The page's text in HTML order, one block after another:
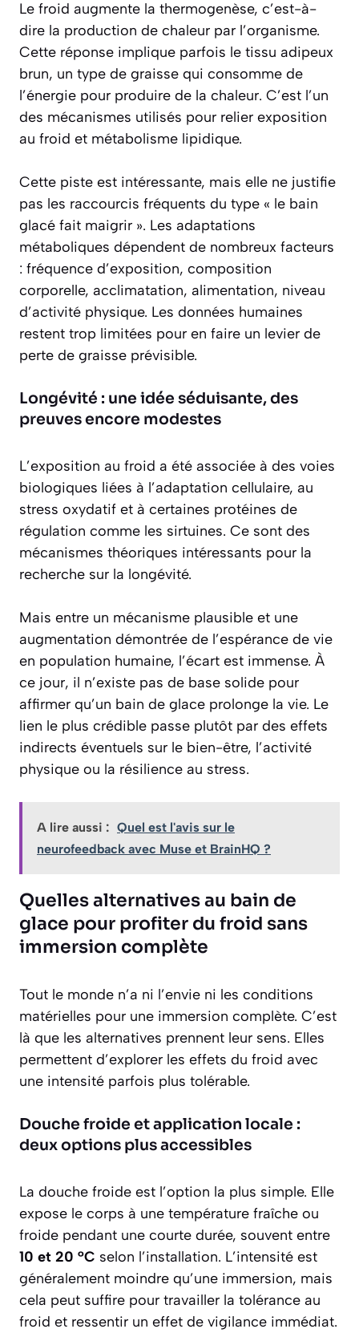
Le froid augmente la thermogenèse, c’est-à-
dire la production de chaleur par l’organisme.
Cette réponse implique parfois le tissu adipeux
brun, un type de graisse qui consomme de
l’énergie pour produire de la chaleur. C’est l’un
des mécanismes utilisés pour relier exposition
au froid et métabolisme lipidique.
Cette piste est intéressante, mais elle ne justifie
pas les raccourcis fréquents du type « le bain
glacé fait maigrir ». Les adaptations
métaboliques dépendent de nombreux facteurs
: fréquence d’exposition, composition
corporelle, acclimatation, alimentation, niveau
d’activité physique. Les données humaines
restent trop limitées pour en faire un levier de
perte de graisse prévisible.
Longévité : une idée séduisante, des
preuves encore modestes
L’exposition au froid a été associée à des voies
biologiques liées à l’adaptation cellulaire, au
stress oxydatif et à certaines protéines de
régulation comme les sirtuines. Ce sont des
mécanismes théoriques intéressants pour la
recherche sur la longévité.
Mais entre un mécanisme plausible et une
augmentation démontrée de l’espérance de vie
en population humaine, l’écart est immense. À
ce jour, il n’existe pas de base solide pour
affirmer qu’un bain de glace prolonge la vie. Le
lien le plus crédible passe plutôt par des effets
indirects éventuels sur le bien-être, l’activité
physique ou la résilience au stress.
A lire aussi : Quel est l'avis sur le
neurofeedback avec Muse et BrainHQ ?
Quelles alternatives au bain de
glace pour profiter du froid sans
immersion complète
Tout le monde n’a ni l’envie ni les conditions
matérielles pour une immersion complète. C’est
là que les alternatives prennent leur sens. Elles
permettent d’explorer les effets du froid avec
une intensité parfois plus tolérable.
Douche froide et application locale :
deux options plus accessibles
La douche froide est l’option la plus simple. Elle
expose le corps à une température fraîche ou
froide pendant une courte durée, souvent entre
10 et 20 °C selon l’installation. L’intensité est
généralement moindre qu’une immersion, mais
cela peut suffire pour travailler la tolérance au
froid et ressentir un effet de vigilance immédiat.